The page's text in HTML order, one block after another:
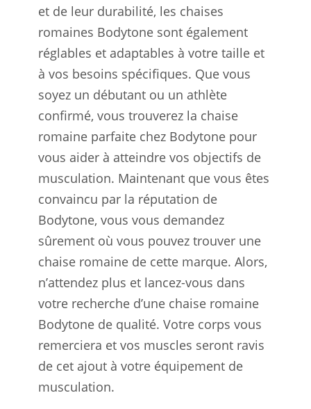
et de leur durabilité, les chaises
romaines Bodytone sont également
réglables et adaptables à votre taille et
à vos besoins spécifiques. Que vous
soyez un débutant ou un athlète
confirmé, vous trouverez la chaise
romaine parfaite chez Bodytone pour
vous aider à atteindre vos objectifs de
musculation. Maintenant que vous êtes
convaincu par la réputation de
Bodytone, vous vous demandez
sûrement où vous pouvez trouver une
chaise romaine de cette marque. Alors,
n’attendez plus et lancez-vous dans
votre recherche d’une chaise romaine
Bodytone de qualité. Votre corps vous
remerciera et vos muscles seront ravis
de cet ajout à votre équipement de
musculation.